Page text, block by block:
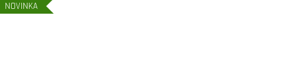
NOVINKA